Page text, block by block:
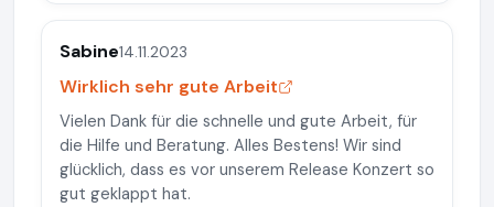
Sabine14.11.2023
Wirklich sehr gute Arbeit
Vielen Dank für die schnelle und gute Arbeit, für
die Hilfe und Beratung. Alles Bestens! Wir sind
glücklich, dass es vor unserem Release Konzert so
gut geklappt hat.